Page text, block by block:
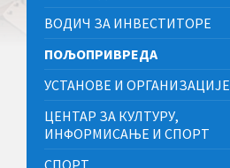
ВОДИЧ ЗА ИНВЕСТИТОРЕ
ПОЉОПРИВРЕДА
УСТАНОВЕ И ОРГАНИЗАЦИЈЕ
ЦЕНТАР ЗА КУЛТУРУ,
ИНФОРМИСАЊЕ И СПОРТ
СПОРТ